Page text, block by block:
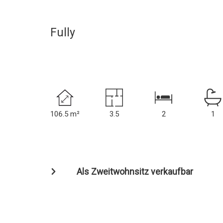
Fully
106.5 m² 3.5 2 1
Als Zweitwohnsitz verkaufbar